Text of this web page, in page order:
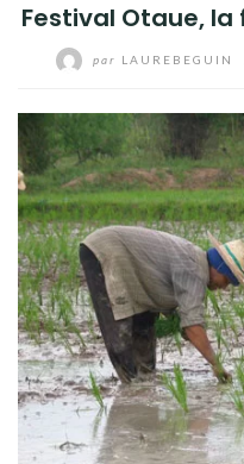
Festival Otaue,
par LAUREBEGUIN